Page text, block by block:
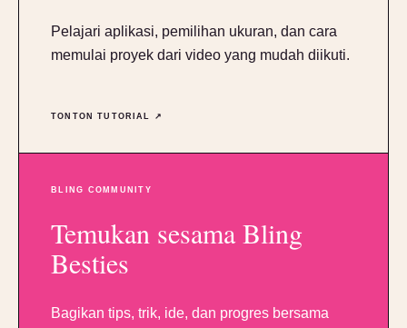
Pelajari aplikasi, pemilihan ukuran, dan cara
memulai proyek dari video yang mudah diikuti.
TONTON TUTORIAL ↗
BLING COMMUNITY
Temukan sesama Bling
Besties
Bagikan tips, trik, ide, dan progres bersama